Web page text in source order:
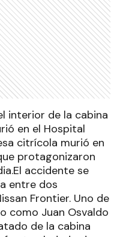
interior de la cabina
en el Hospital
citrícola murió en
protagonizaron
accidente se
entre dos
Frontier. Uno de
como Juan Osvaldo
de la cabina